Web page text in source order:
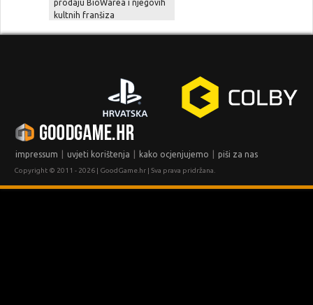
prodaju BioWarea i njegovih
kultnih franšiza
impressum uvjeti korištenja kako ocjenjujemo piši za nas
Copyright © 2011 - 2026 | GoodGame.hr | Sva prava pridržana.